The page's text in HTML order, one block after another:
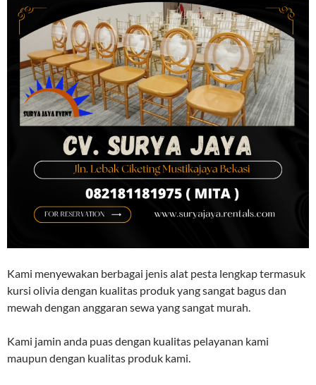
Kami menyewakan berbagai jenis alat pesta lengkap termasuk
kursi olivia dengan kualitas produk yang sangat bagus dan
mewah dengan anggaran sewa yang sangat murah.
Kami jamin anda puas dengan kualitas pelayanan kami
maupun dengan kualitas produk kami.